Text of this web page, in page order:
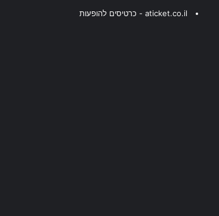
aticket.co.il - כרטיסים להופעות